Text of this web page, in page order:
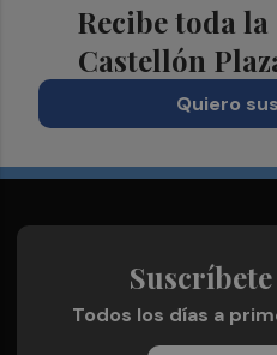
Recibe toda
Castellón
Quiero
Todos los días a